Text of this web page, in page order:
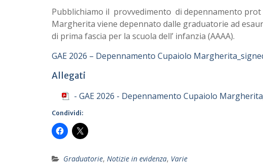
Pubblichiamo il provvedimento di depennamento
Margherita viene depennato dalle graduatorie ad
di prima fascia per la scuola dell’ infanzia (AAAA).
GAE 2026 – Depennamento Cupaiolo
Allegati
- GAE 2026 - Depennamento Cupaiolo
Condividi:
Graduatorie, Notizie in evidenza, Varie